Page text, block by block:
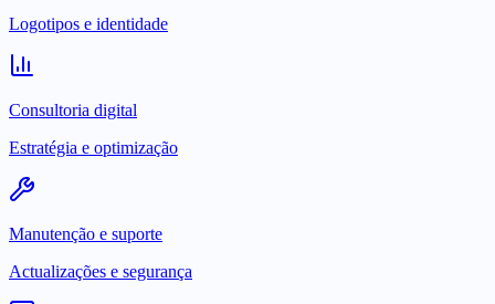
Logotipos e identidade
Consultoria digital
Estratégia e optimização
Manutenção e suporte
Actualizações e segurança